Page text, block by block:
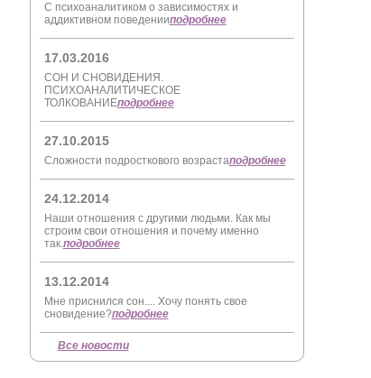
С психоаналитиком о зависимостях и
аддиктивном поведенииподробнее
17.03.2016
СОН И СНОВИДЕНИЯ.
ПСИХОАНАЛИТИЧЕСКОЕ
ТОЛКОВАНИЕподробнее
27.10.2015
Сложности подросткового возрастаподробнее
24.12.2014
Наши отношения с другими людьми. Как мы
строим свои отношения и почему именно
так.подробнее
13.12.2014
Мне приснился сон.... Хочу понять свое
сновидение?подробнее
Все новости